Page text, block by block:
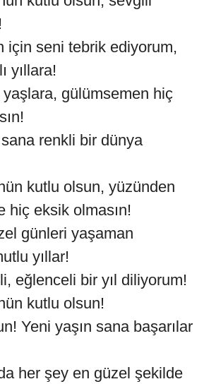
için seni tebrik ediyorum,
yıllara!
gülümsemen hiç
renkli bir dünya
kutlu olsun, yüzünden
hiç eksik olmasın!
günleri yaşaman
yıllar!
eğlenceli bir yıl diliyorum!
kutlu olsun!
Yeni yaşın sana başarılar
her şey en güzel şekilde